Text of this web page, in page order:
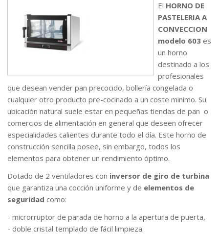
El HORNO DE
PASTELERIA A
CONVECCION
modelo 603 es
un horno
destinado a los
profesionales
que desean vender pan precocido, bollería congelada o
cualquier otro producto pre-cocinado a un coste minimo. Su
ubicación natural suele estar en pequeñas tiendas de pan o
comercios de alimentación en general que deseen ofrecer
especialidades calientes durante todo el día. Este horno de
construcción sencilla posee, sin embargo, todos los
elementos para obtener un rendimiento óptimo.
Dotado de 2 ventiladores con inversor de giro de turbina
que garantiza una cocción uniforme y de elementos de
seguridad como:
- microrruptor de parada de horno a la apertura de puerta,
- doble cristal templado de fácil limpieza.